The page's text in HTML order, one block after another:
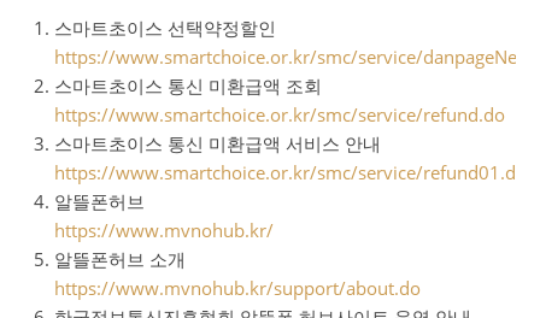
스마트초이스 선택약정할인
https://www.smartchoice.or.kr/smc/service/
스마트초이스 통신 미환급액 조회
https://www.smartchoice.or.kr/smc/service/refund.do
스마트초이스 통신 미환급액 서비스 안내
https://www.smartchoice.or.kr/smc/service/refund01.do
알뜰폰허브
https://www.mvnohub.kr/
알뜰폰허브 소개
https://www.mvnohub.kr/support/about.do